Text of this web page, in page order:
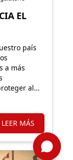
EL
país
a más
al
LEER MÁS